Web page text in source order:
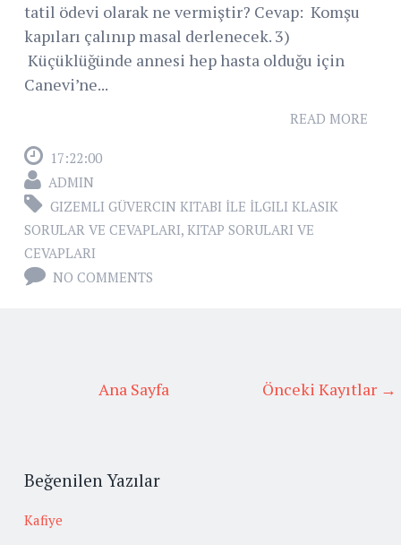
tatil ödevi olarak ne vermiştir? Cevap: Komşu
kapıları çalınıp masal derlenecek. 3)
Küçüklüğünde annesi hep hasta olduğu için
Canevi’ne...
READ MORE
17:22:00
ADMIN
GIZEMLI GÜVERCIN KITABI İLE İLGILI KLASIK
SORULAR VE CEVAPLARI, KITAP SORULARI VE
CEVAPLARI
NO COMMENTS
Önceki Kayıtlar →
Ana Sayfa
Beğenilen Yazılar
Kafiye